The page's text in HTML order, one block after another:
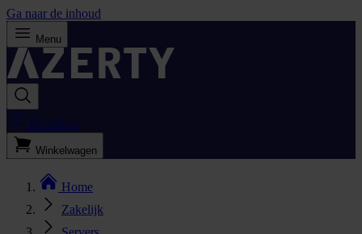
Ga naar de inhoud
Menu
Bestellijst
Winkelwagen
Home
Zakelijk